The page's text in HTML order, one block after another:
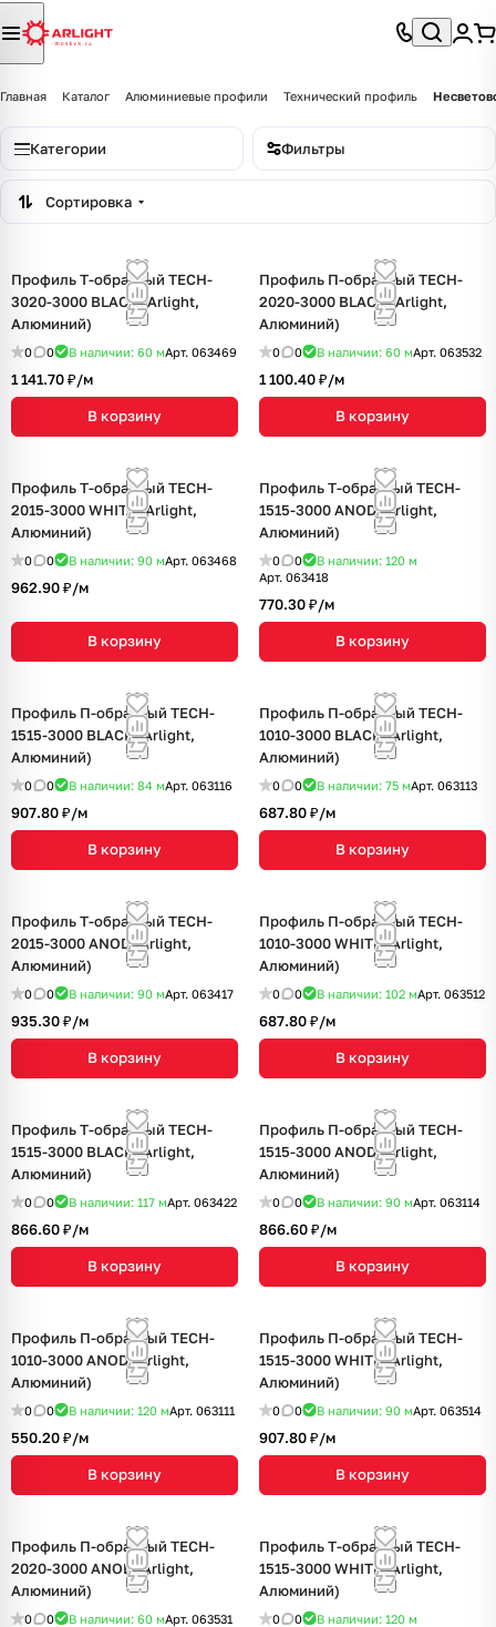
Главная Каталог Алюминиевые профили Технический профиль
Категории Фильтры
Сортировка
Профиль Т-образный TECH-
3020-3000 BLACK (Arlight,
Алюминий)
0 0 В наличии: 60 мАрт. 063469
1 141.70 ₽/м
В корзину
Профиль П-образный TECH-
2020-3000 BLACK (Arlight,
Алюминий)
0 0 В наличии: 60 мАрт. 063532
1 100.40 ₽/м
В корзину
Профиль Т-образный TECH-
2015-3000 WHITE (Arlight,
Алюминий)
0 0 В наличии: 90 мАрт. 063468
962.90 ₽/м
В корзину
Профиль Т-образный TECH-
1515-3000 ANOD (Arlight,
Алюминий)
0 0 В наличии: 120 м
Арт. 063418
770.30 ₽/м
В корзину
Профиль П-образный TECH-
1515-3000 BLACK (Arlight,
Алюминий)
0 0 В наличии: 84 мАрт. 063116
907.80 ₽/м
В корзину
Профиль П-образный TECH-
1010-3000 BLACK (Arlight,
Алюминий)
0 0 В наличии: 75 мАрт. 063113
687.80 ₽/м
В корзину
Профиль Т-образный TECH-
2015-3000 ANOD (Arlight,
Алюминий)
0 0 В наличии: 90 мАрт. 063417
935.30 ₽/м
В корзину
Профиль П-образный TECH-
1010-3000 WHITE (Arlight,
Алюминий)
0 0 В наличии: 102 мАрт. 063512
687.80 ₽/м
В корзину
Профиль Т-образный TECH-
1515-3000 BLACK (Arlight,
Алюминий)
0 0 В наличии: 117 мАрт. 063422
866.60 ₽/м
В корзину
Профиль П-образный TECH-
1515-3000 ANOD (Arlight,
Алюминий)
0 0 В наличии: 90 мАрт. 063114
866.60 ₽/м
В корзину
Профиль П-образный TECH-
1010-3000 ANOD (Arlight,
Алюминий)
0 0 В наличии: 120 мАрт. 063111
550.20 ₽/м
В корзину
Профиль П-образный TECH-
1515-3000 WHITE (Arlight,
Алюминий)
0 0 В наличии: 90 мАрт. 063514
907.80 ₽/м
В корзину
Профиль П-образный TECH-
2020-3000 ANOD (Arlight,
Алюминий)
0 0 В наличии: 60 мАрт. 063531
Профиль Т-образный TECH-
1515-3000 WHITE (Arlight,
Алюминий)
0 0 В наличии: 120 м